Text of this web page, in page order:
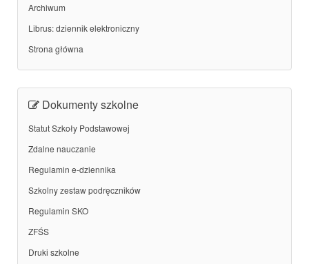
Archiwum
Librus: dziennik elektroniczny
Strona główna
Dokumenty szkolne
Statut Szkoły Podstawowej
Zdalne nauczanie
Regulamin e-dziennika
Szkolny zestaw podręczników
Regulamin SKO
ZFŚS
Druki szkolne